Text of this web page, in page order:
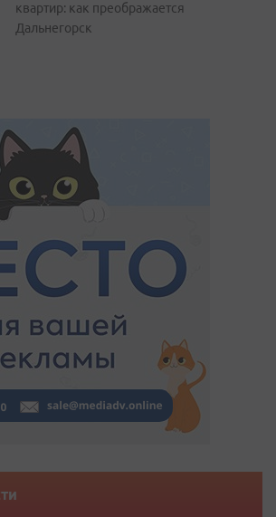
квартир: как преображается
Дальнегорск